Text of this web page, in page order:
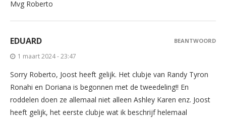
Mvg Roberto
EDUARD
1 maart 2024 - 23:47
Sorry Roberto, Joost heeft gelijk. Het clubje van Randy Tyron
Ronahi en Doriana is begonnen met de tweedeling!! En
roddelen doen ze allemaal niet alleen Ashley Karen enz. Joost
heeft gelijk, het eerste clubje wat ik beschrijf helemaal
BEANTWOORD